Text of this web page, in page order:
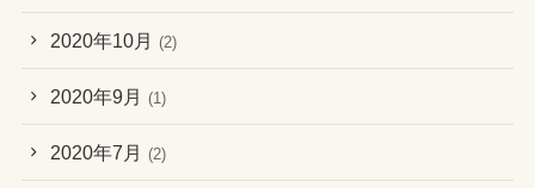
2020年10月 (2)
2020年9月 (1)
2020年7月 (2)